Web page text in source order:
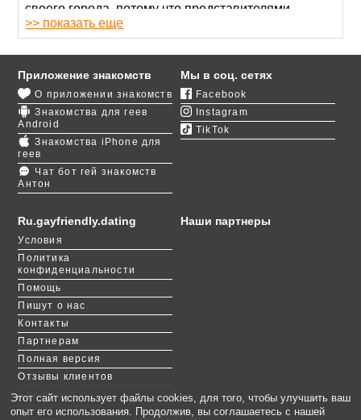
своего города, потому что представителями
меньшинств в Узбекистане живется непросто.
Однополые союзы запрещены законом, но
природа берет свое.
На нашем сайте вы можете забыть о
предрассудках или опасениях. Регистрируйтесь и
свободно общайтесь с геями Самарканда и всего
мира. Конечно, с земляками знакомиться
интереснее, ведь тогда можно устраивать еще и
реальные свидания. Рекомендуем встречаться на
квартирах, чтобы не вызывать подозрений у
забыть о гонениях в республике. Вы можете
свободно общаться в чатах на любые темы,
заводить дружбу с парнями любой национальности
и узнавать особенности отношения к геям в других
странах.
>> показать еще
Ru.gayfriendly.dating
Условия
Политика
конфиденциальности
Помощь
Пишут о нас
Контакты
Партнерам
Полная версия
Отзывы клиентов
Для людей с
ограниченными
Приложение знакомств
О приложении знакомств
Знакомства для геев
Android
Знакомства iPhone для
геев
Чат бот гей знакомств
Антон
Мы в соц. сетях
Facebook
Instagram
TikTok
Наши партнеры
Этот сайт использует файлы cookies, для того, чтобы улучшить ваш
опыт его использования. Продолжив, вы соглашаетесь с нашей